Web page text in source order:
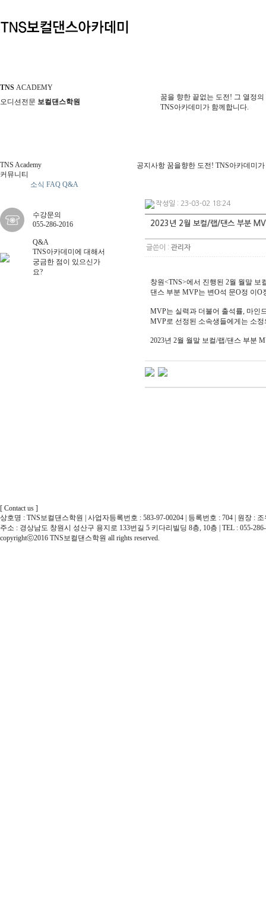
TNS ACADEMY
오디션전문 보컬댄스학원
꿈을 향한 끝없는 도전! 그 열정의
TNS아카데미가 함께합니다.
TNS Academy
커뮤니티
소식 FAQ Q&A
수강문의
055-286-2016
Q&A
TNS아카데미에 대해서
궁금한 점이 있으신가
요?
공지사항 꿈을향한 도전! TNS아카데미
작성일 : 23-03-02 18:24
2023년 2월 보컬/랩/댄스 부분
글쓴이 :관리자
창원<TNS>에서 진행된 2월 월말 보
댄스 부분 MVP는 변O석 문O정 이
MVP는 실력과 더불어 출석률, 마인
MVP로 선정된 소속생들에게는 소
2023년 2월 월말 보컬/랩/댄스 부분
[ Contact us ]
상호명 : TNS보컬댄스학원 | 사업자등록번호 : 583-97-00204 | 등록번호 : 704 | 원장 :
주소 : 경상남도 창원시 성산구 용지로 133번길 5 키다리빌딩 8층, 10층 | TEL : 055-
copyrightⓒ2016 TNS보컬댄스학원 all rights reserved.